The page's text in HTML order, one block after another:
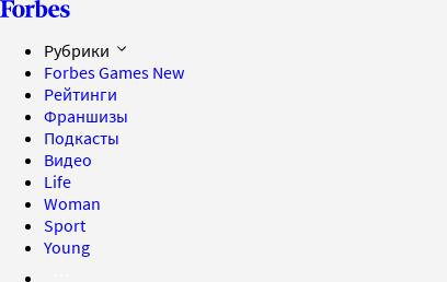
Рубрики
Forbes Games New
Рейтинги
Франшизы
Подкасты
Видео
Life
Woman
Sport
Young